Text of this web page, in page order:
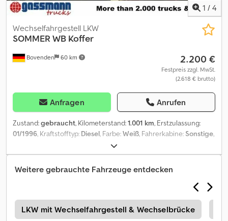
1 / 4
Bovenden 60 km
Wechselfahrgestell LKW
SOMMER WB Koffer
2.200 €
Festpreis zzgl. MwSt.
(2.618 € brutto)
Anfragen Anrufen
Zustand:gebraucht, Kilometerstand:1.001 km, Erstzulassung:
01/1996, Kraftstofftyp: Diesel, Farbe:Weiß, Fahrerkabine:Sonstige,
, Laderaumlänge:
Laderaumbreite:2.430 mm, Laderaumhöhe:2.630 mm, Baujahr:
1996, Fahrzeugstandort: Bovenden, Portaltüren Dsdpfx Aei Rqb
Ioipjck Aufbau: Möbelkoffer Eigengewicht: 2650kg
Zwischenverkauf und Irrtümer vorbehalten! - .
Weitere gebrauchte Fahrzeuge entdecken
LKW mit Wechselfahrgestell & Wechselbrücke